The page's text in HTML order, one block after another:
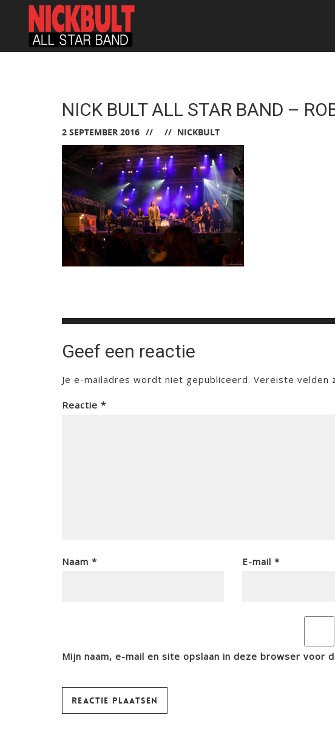
NICK BULT ALL STAR BAND –
2 SEPTEMBER 2016 NICKBULT
Geef een reactie
Je e-mailadres wordt niet gepubliceerd. Vereiste velden
Reactie *
Naam * E-mail*
Mijn naam, e-mail en site opslaan in deze browser voor